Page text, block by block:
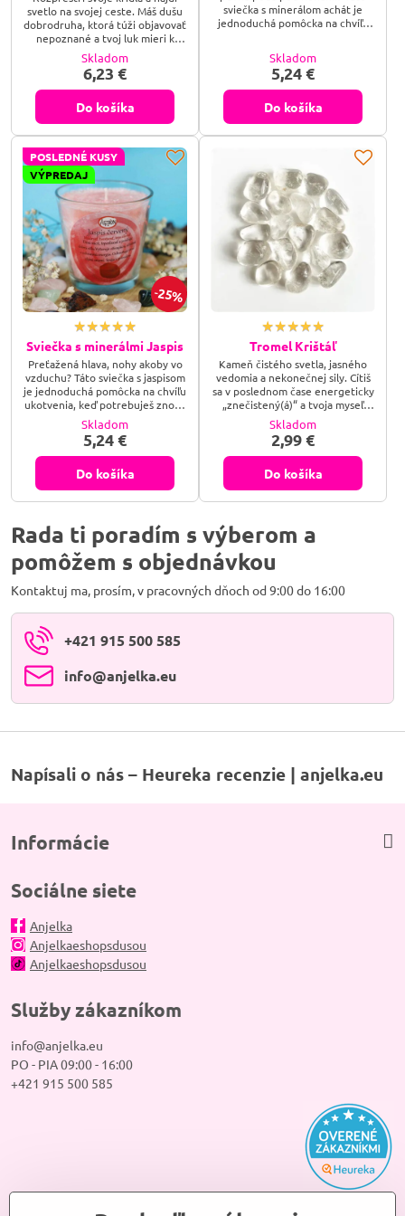
svetlo na svojej ceste. Máš dušu
dobrodruha, ktorá túži objavovať
nepoznané a tvoj luk mieri k
hviezdam, no občas cítiš, že ti
dochádza dych alebo strácaš
smer v chaose každodennosti?
Prebuď v sebe silu ohnivého
znamenia Strelca a premeň svoj
nepokoj na jasnú víziu, ktorá ti
prinesie šťastie a otvorí dvere k
nekonečným možnostiam.
Skladom
6,23 €
Do košíka
sviečka s minerálom achát je
jednoduchá pomôcka na chvíľu
stred.
Skladom
5,24 €
Do košíka
25%
POSLEDNÉ KUSY
VÝPREDAJ
Sviečka s minerálmi Jaspis
Preťažená hlava, nohy akoby vo
vzduchu? Táto sviečka s jaspisom
je jednoduchá pomôcka na chvíľu
ukotvenia, keď potrebuješ znova
cítiť pevnú pôdu pod nohami.
Zapáľ ju a nadýchni sa.
Skladom
5,24 €
Do košíka
Tromel Krištáľ
Kameň čistého svetla, jasného
vedomia a nekonečnej sily. Cítiš
sa v poslednom čase energeticky
„znečistený(á)“ a tvoja myseľ
pripomína hustú hmlu, hľadáš
spôsob, ako zdesaťnásobiť silu
svojich prianí a zámerov, alebo
túžiš po dokonalom harmonizéri,
ktorý vnesie čistý poriadok do
tvojho domova i duše? Krištáľ je
kráľom minerálov a čistým
tvoj osobný energetický...
Skladom
2,99 €
Do košíka
Rada ti poradím s výberom a
pomôžem s objednávkou
Kontaktuj ma, prosím, v pracovných dňoch od 9:00 do 16:00
+421 915 500 585
info​@anjelka​.eu
Napísali o nás – Heureka recenzie | anjelka.eu
Informácie
Sociálne siete
Anjelka
Anjelkaeshopsdusou
Anjelkaeshopsdusou
Služby zákazníkom
info@anjelka.eu
PO - PIA 09:00 - 16:00
+421 915 500 585